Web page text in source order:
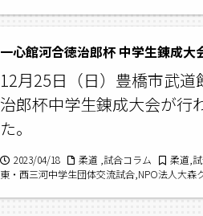
一心館河合徳治郎杯 中学生錬成大
12月25日（日）豊橋市武
治郎杯中学生錬成大会が行
た。
2023/04/18 柔道 ,試合コラム
柔道,
東・西三河中学生団体交流試合,NPO法人大